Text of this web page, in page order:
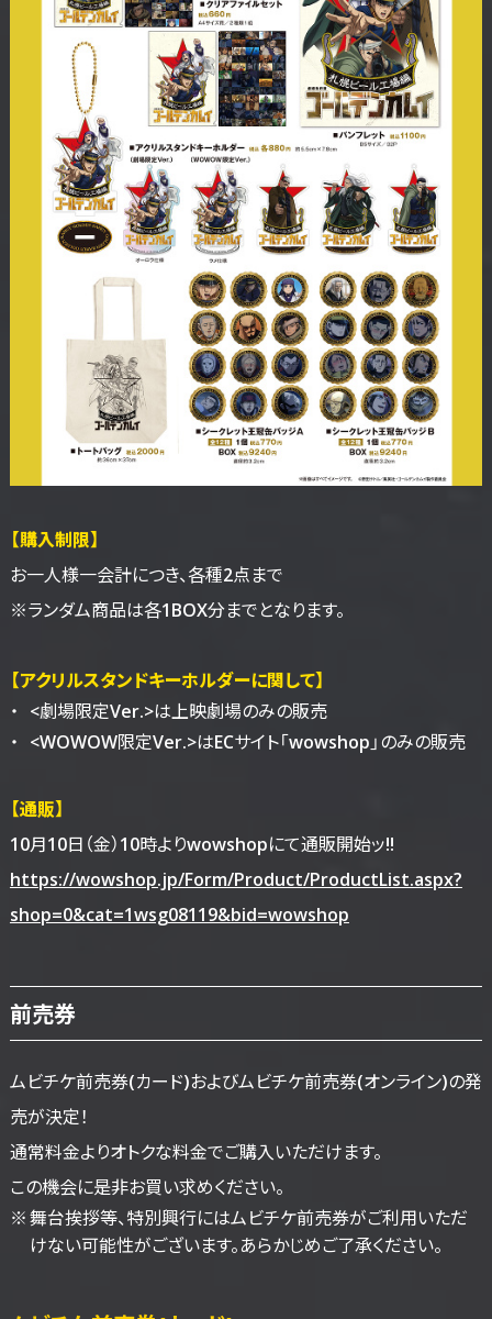
【購入制限】
お一人様一会計につき、各種2点まで
※ランダム商品は各1BOX分までとなります。
【アクリルスタンドキーホルダーに関して】
<劇場限定Ver.>は上映劇場のみの販売
<WOWOW限定Ver.>はECサイト「wowshop」のみの販売
【通販】
10月10日（金）10時よりwowshopにて通販開始ッ!!
https://wowshop.jp/Form/Product/ProductList.aspx?
shop=0&cat=1wsg08119&bid=wowshop
前売券
ムビチケ前売券(カード)およびムビチケ前売券(オンライン)の発
売が決定！
通常料金よりオトクな料金でご購入いただけます。
この機会に是非お買い求めください。
舞台挨拶等、特別興行にはムビチケ前売券がご利用いただ
けない可能性がございます。あらかじめご了承ください。